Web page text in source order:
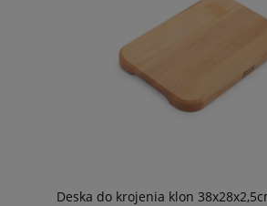
Deska do krojenia klon